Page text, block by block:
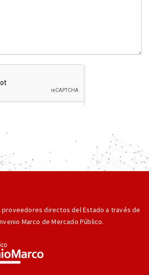
proveedores directos del Estado a través de
Marco de Mercado Público.